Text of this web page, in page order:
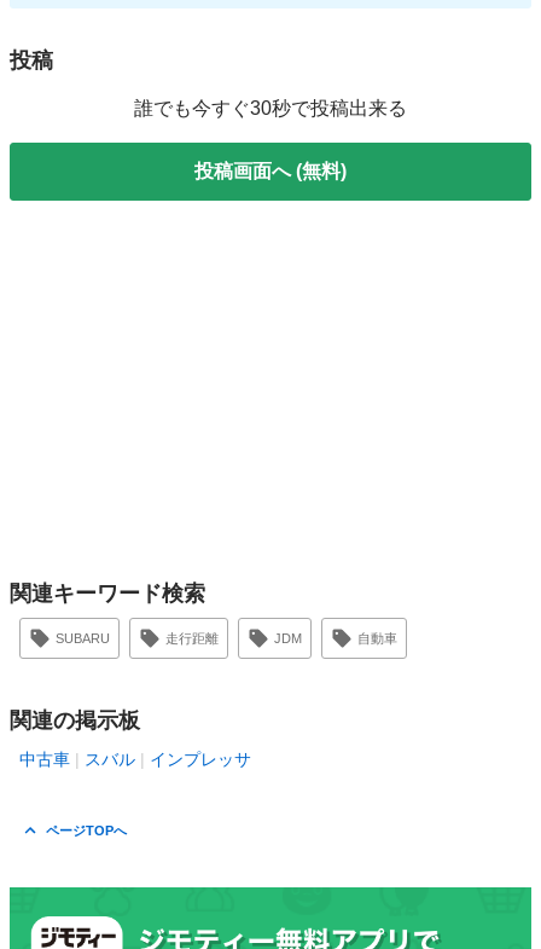
投稿
誰でも今すぐ30秒で投稿出来る
投稿画面へ (無料)
関連キーワード検索
SUBARU 走行距離 JDM 自動車
関連の掲示板
中古車 スバル インプレッサ
ページTOPへ